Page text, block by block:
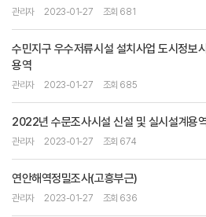
관리자 2023-01-27 조회 681
수민지구 우수저류시설 설치사업 도시정보
용역
관리자 2023-01-27 조회 685
2022년 수문조사시설 신설 및 실시설계용
관리자 2023-01-27 조회 674
연안해역정밀조사(고흥부근)
관리자 2023-01-27 조회 636